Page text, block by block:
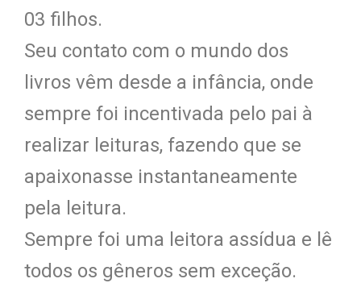
03 filhos.
Seu contato com o mundo dos
livros vêm desde a infância, onde
sempre foi incentivada pelo pai à
realizar leituras, fazendo que se
apaixonasse instantaneamente
pela leitura.
Sempre foi uma leitora assídua e lê
todos os gêneros sem exceção.